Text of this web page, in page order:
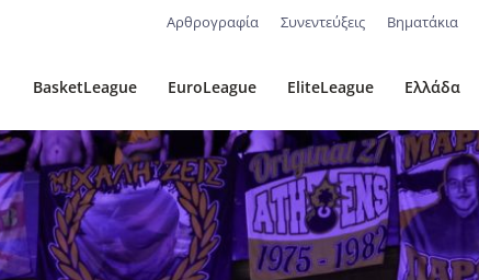
Αρθρογραφία Συνεντεύξεις Βηματάκια
BasketLeague EuroLeague EliteLeague Ελλάδα